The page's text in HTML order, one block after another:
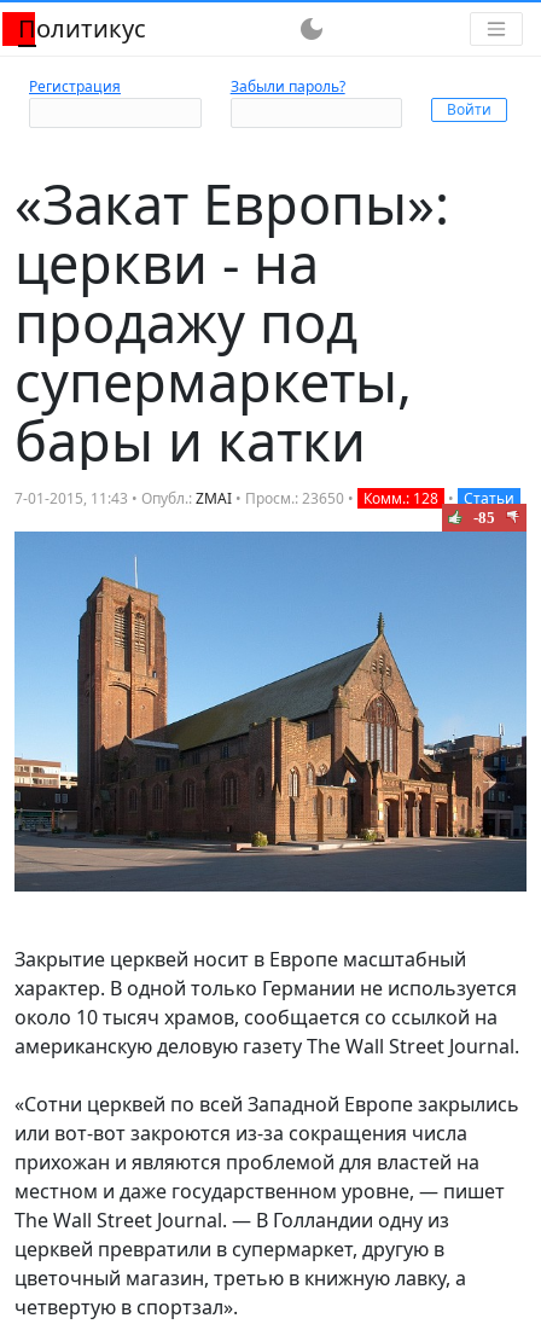
Политикус dark_mode
Регистрация Забыли пароль?
«Закат Европы»:
церкви - на
продажу под
супермаркеты,
бары и катки
7-01-2015, 11:43 • Опубл.:ZMAI • Просм.: 23650 • Комм.: 128 • Статьи
-85
Закрытие церквей носит в Европе масштабный
характер. В одной только Германии не используется
около 10 тысяч храмов, сообщается со ссылкой на
американскую деловую газету The Wall Street Journal.
«Сотни церквей по всей Западной Европе закрылись
или вот-вот закроются из-за сокращения числа
прихожан и являются проблемой для властей на
местном и даже государственном уровне, — пишет
The Wall Street Journal. — В Голландии одну из
церквей превратили в супермаркет, другую в
цветочный магазин, третью в книжную лавку, а
четвертую в спортзал».